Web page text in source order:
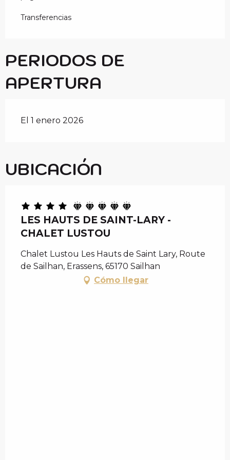
Transferencias
PERIODOS DE
APERTURA
El 1 enero 2026
UBICACIÓN
LES HAUTS DE SAINT-LARY -
CHALET LUSTOU
Chalet Lustou Les Hauts de Saint Lary, Route
de Sailhan, Erassens, 65170 Sailhan
Cómo llegar